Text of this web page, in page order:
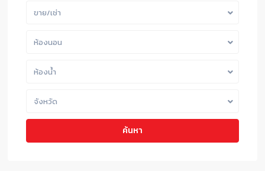
ขาย/เช่า
ห้องนอน
ห้องน้ำ
จังหวัด
ค้นหา